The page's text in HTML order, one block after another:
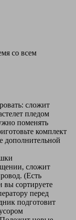
со всем
сложит
пледом
поменять
комплект
дополнительной
сложит
(Есть
вы сортируете
перед
подготовит